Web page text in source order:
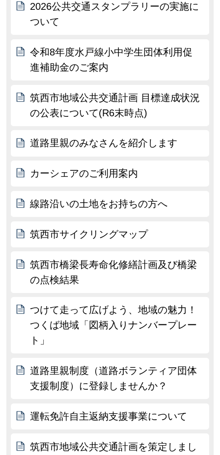
2026公共交通スタンプラリーの実施に
ついて
令和8年度水戸線小中学生団体利用促
進補助金のご案内
筑西市地域公共交通計画 目標達成状況
の公表について(R6末時点)
道路里親のみなさんを紹介します
カーシェアのご利用案内
線路沿いの土地をお持ちの方へ
筑西市サイクリングマップ
筑西市橋梁長寿命化修繕計画及び橋梁
の点検結果
つけて走って広げよう、地域の魅力！
つくば地域「図柄入りナンバープレー
ト」
道路里親制度（道路ボランティア団体
支援制度）に登録しませんか？
運転免許自主返納支援事業について
筑西市地域公共交通計画を策定しまし